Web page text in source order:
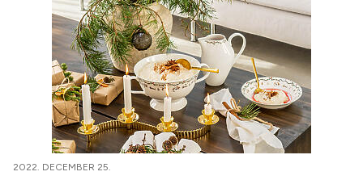
2022. DECEMBER 25.